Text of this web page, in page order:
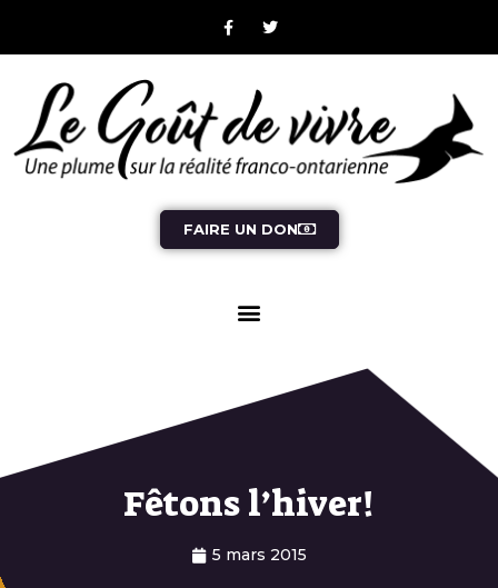
FAIRE UN DON
Fêtons l’hiver!
5 mars 2015